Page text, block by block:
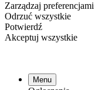
Zarządzaj preferencjami
Odrzuć wszystkie
Potwierdź
Akceptuj wszystkie
Menu